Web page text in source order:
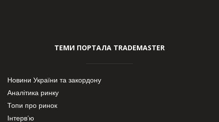
ТЕМИ ПОРТАЛА TRADEMASTER
Новини України та закордону
Аналітика ринку
Топи про ринок
Інтерв’ю